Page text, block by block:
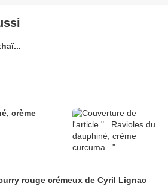
crème
rouge crémeux de Cyril Lignac